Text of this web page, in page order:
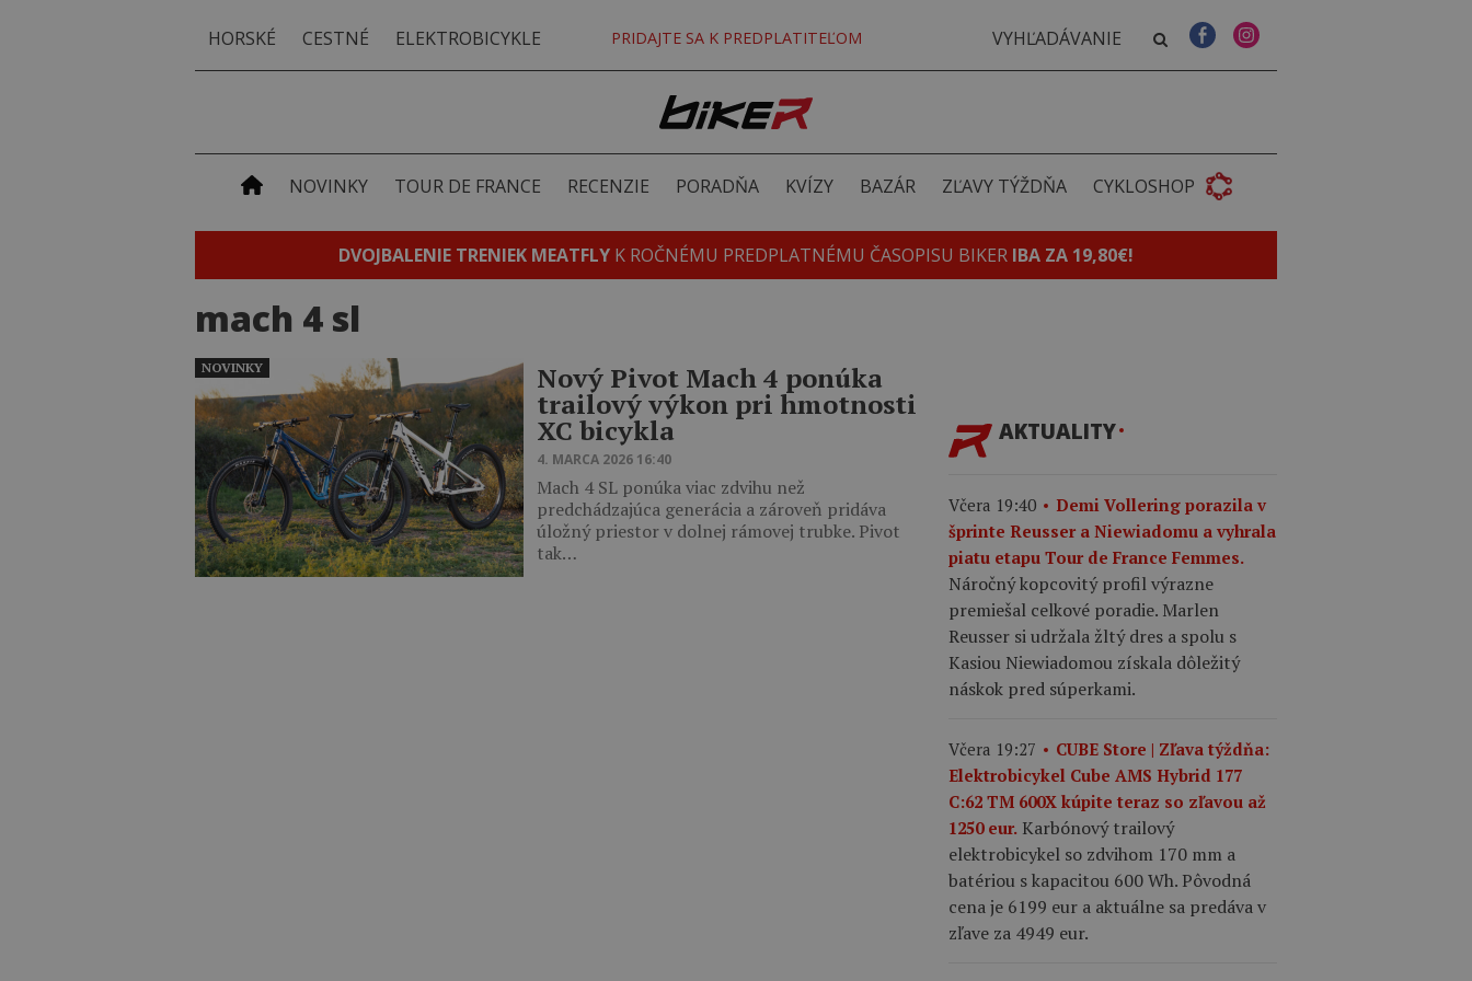
HORSKÉ CESTNÉ ELEKTROBICYKLE PRIDAJTE SA K PREDPLATITEĽOM
NOVINKY TOUR DE FRANCE RECENZIE PORADŇA KVÍZY BAZÁR ZĽAVY TÝŽDŇA CYKLOSHOP
DVOJBALENIE TRENIEK MEATFLY K ROČNÉMU PREDPLATNÉMU ČASOPISU BIKER IBA ZA 19,80€!
mach 4 sl
Nový Pivot Mach 4 ponúka
trailový výkon pri hmotnosti
XC bicykla
4. MARCA 2026 16:40
Mach 4 SL ponúka viac zdvihu než
predchádzajúca generácia a zároveň pridáva
úložný priestor v dolnej rámovej trubke. Pivot
tak…
NOVINKY
AKTUALITY
Včera 19:40
Demi Vollering porazila v
šprinte Reusser a Niewiadomu a vyhrala
piatu etapu Tour de France Femmes.
Náročný kopcovitý profil výrazne
premiešal celkové poradie. Marlen
Reusser si udržala žltý dres a spolu s
Kasiou Niewiadomou získala dôležitý
náskok pred súperkami.
Včera 19:27
CUBE Store | Zľava týždňa:
Elektrobicykel Cube AMS Hybrid 177
C:62 TM 600X kúpite teraz so zľavou až
1250 eur. Karbónový trailový
elektrobicykel so zdvihom 170 mm a
batériou s kapacitou 600 Wh. Pôvodná
cena je 6199 eur a aktuálne sa predáva v
zľave za 4949 eur.